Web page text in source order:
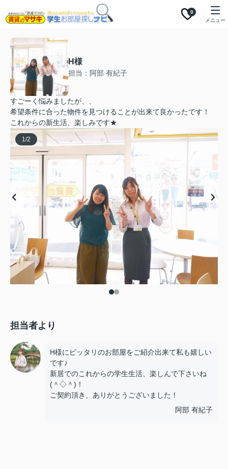
0
メニュー
H様
担当：阿部 有紀子
すごーく悩みましたが、、
希望条件に合った物件を見つけることが出来て良かったです！
これからの新生活、楽しみです★
1/2
担当者より
H様にピッタリのお部屋をご紹介出来て私も嬉しい
です♪
新居でのこれからの学生生活、楽しんで下さいね
(＾◇＾)！
ご契約頂き、ありがとうございました！
阿部 有紀子